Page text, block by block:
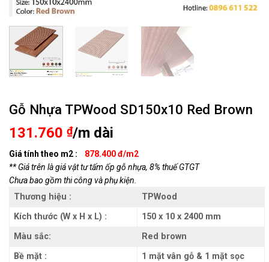
Gỗ Nhựa TPWood SD150x10 Red Brown
131.760 ₫/m dài
Giá tính theo m2 : 878.400 đ/m2
** Giá trên là giá vật tư tấm ốp gỗ nhựa, 8% thuế GTGT
Chưa bao gồm thi công và phụ kiện.
Thương hiệu :
TPWood
Kích thước (W x H x L) :
150 x 10 x 2400 mm
Màu sắc:
Red brown
Bề mặt :
1 mặt vân gỗ & 1 mặt sọc